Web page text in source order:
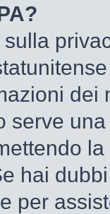
dei
serve
hai
per